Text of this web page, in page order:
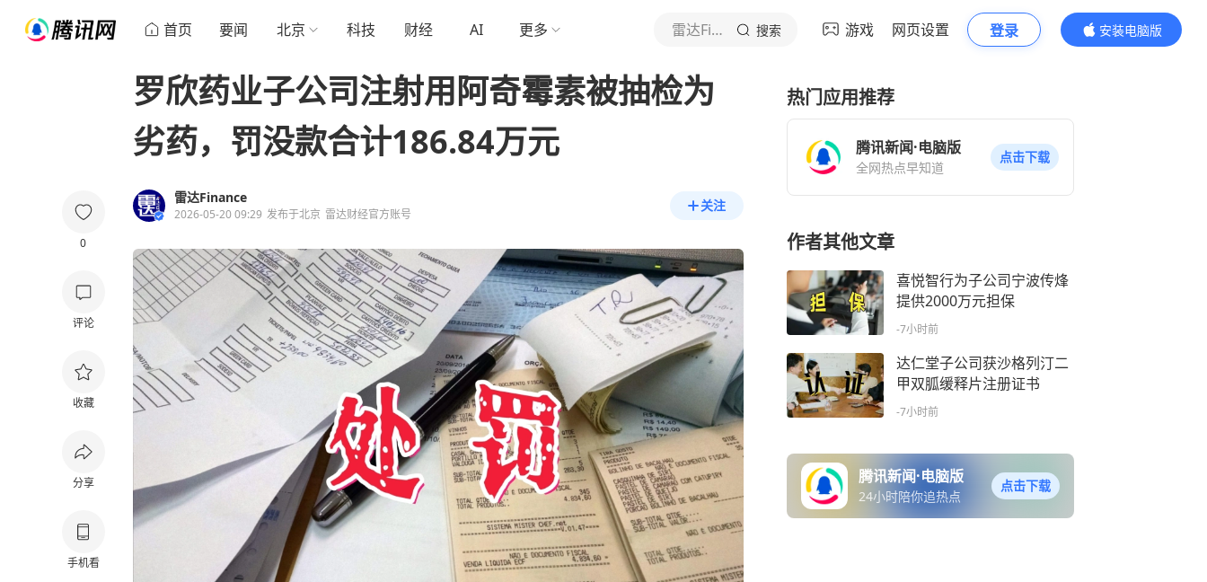
首页 要闻 北京 科技 财经 AI 更多 雷达Finance 搜索 游戏 网页设置 登录
安装电脑版
内容更精彩
0
评论
收藏
分享
手机看
罗欣药业子公司注射用阿奇霉素被抽检为
劣药，罚没款合计186.84万元
雷达Finance
2026-05-20 09:29 发布于北京 雷达财经官方账号
关注
热门应用推荐
腾讯新闻·电脑版
全网热点早知道
点击下载
作者其他文章
喜悦智行为子公司宁波传烽
提供2000万元担保
-7小时前
达仁堂子公司获沙格列汀二
甲双胍缓释片注册证书
-7小时前
腾讯新闻·电脑版
24小时陪你追热点
点击下载